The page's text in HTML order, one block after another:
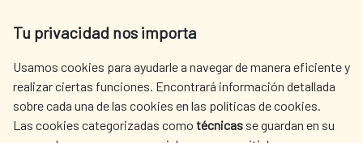
Tu privacidad nos importa
Usamos cookies para ayudarle a navegar de manera eficiente y
realizar ciertas funciones. Encontrará información detallada
sobre cada una de las cookies en las políticas de cookies.
Las cookies categorizadas como técnicas se guardan en su
Tel. +34 900 20 30 54​​​​​​​
AECID
WHERE DO WE COOPERATE?
SPANISH HUMANITARIAN
PRESS ROOM